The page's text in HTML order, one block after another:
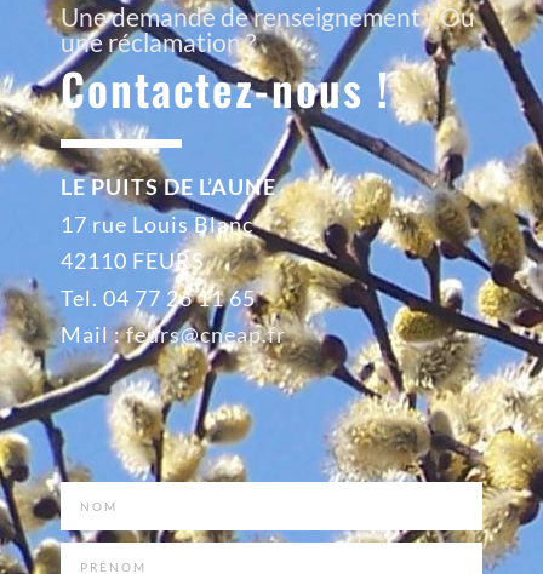
Une demande de renseignement ? Ou
une réclamation ?
Contactez-nous !
LE PUITS DE L’AUNE
17 rue Louis Blanc
42110 FEURS
Tel. 04 77 26 11 65
Mail :feurs@cneap.fr